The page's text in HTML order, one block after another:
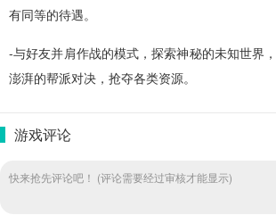
有同等的待遇。
-与好友并肩作战的模式，探索神秘的未知世界
澎湃的帮派对决，抢夺各类资源。
游戏评论
快来抢先评论吧！ (评论需要经过审核才能显示)